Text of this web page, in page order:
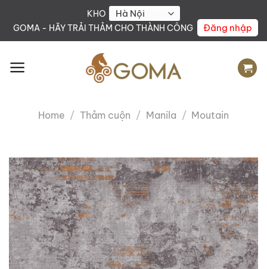
KHO
GOMA - HÃY TRẢI THẢM CHO THÀNH CÔNG
Đăng nhập
Home / Thảm cuộn / Manila / Moutain